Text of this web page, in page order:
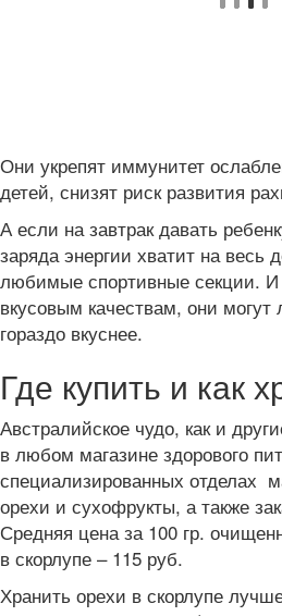
Они укрепят иммунитет
детей, снизят риск развития
А если на завтрак давать
заряда энергии хватит на весь
любимые спортивные секции.
вкусовым качествам, они
гораздо вкуснее.
Где купить и как
Австралийское чудо, как и
в любом магазине здорового
специализированных отделах
орехи и сухофрукты, а также
Средняя цена за 100 гр.
в скорлупе – 115 руб.
Хранить орехи в скорлупе